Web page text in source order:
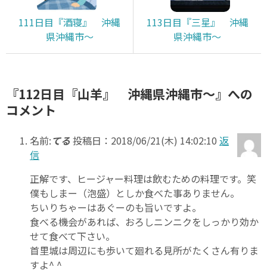
111日目『酒寝』 沖縄
県沖縄市～
113日目『三星』 沖縄
県沖縄市～
『112日目『山羊』 沖縄県沖縄市～』への
コメント
名前:てる 投稿日：2018/06/21(木) 14:02:10 返
信
正解です、ヒージャー料理は飲むための料理です。笑
僕もしまー（泡盛）としか食べた事ありません。
ちいりちゃーはあぐーのも旨いですよ。
食べる機会があれば、おろしニンニクをしっかり効か
せて食べて下さい。
首里城は周辺にも歩いて廻れる見所がたくさん有りま
すよ^ ^